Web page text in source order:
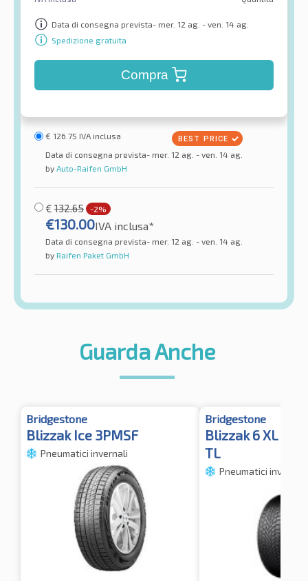
Data di consegna prevista- mer. 12 ag. - ven. 14 ag.
Spedizione gratuita
Compra
€ 126.75 IVA inclusa
Data di consegna prevista- mer. 12 ag. - ven. 14 ag.
by Auto-Raifen GmbH
€ 132.65 -2%
€130.00IVA inclusa*
Data di consegna prevista- mer. 12 ag. - ven. 14 ag.
by Raifen Paket GmbH
Guarda Anche
Bridgestone
Blizzak Ice 3PMSF
Pneumatici invernali
Bridgestone
Blizzak 6 XL
TL
Pneumatici invernali